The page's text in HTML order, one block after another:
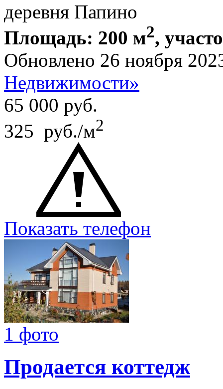
деревня Папино
Площадь: 200 м2,
Обновлено 26 ноября
Недвижимости»
65 000 руб.
325 руб./м2
Показать телефон
1 фото
Продается коттедж